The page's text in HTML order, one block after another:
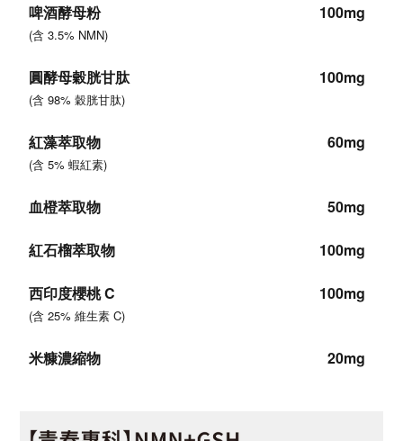
啤酒酵母粉
(含 3.5% NMN)
圓酵母穀胱甘肽
(含 98% 穀胱甘肽)
紅藻萃取物
(含 5% 蝦紅素)
血橙萃取物
紅石榴萃取物
西印度櫻桃 C
(含 25% 維生素 C)
米糠濃縮物
100mg
100mg
60mg
50mg
100mg
100mg
20mg